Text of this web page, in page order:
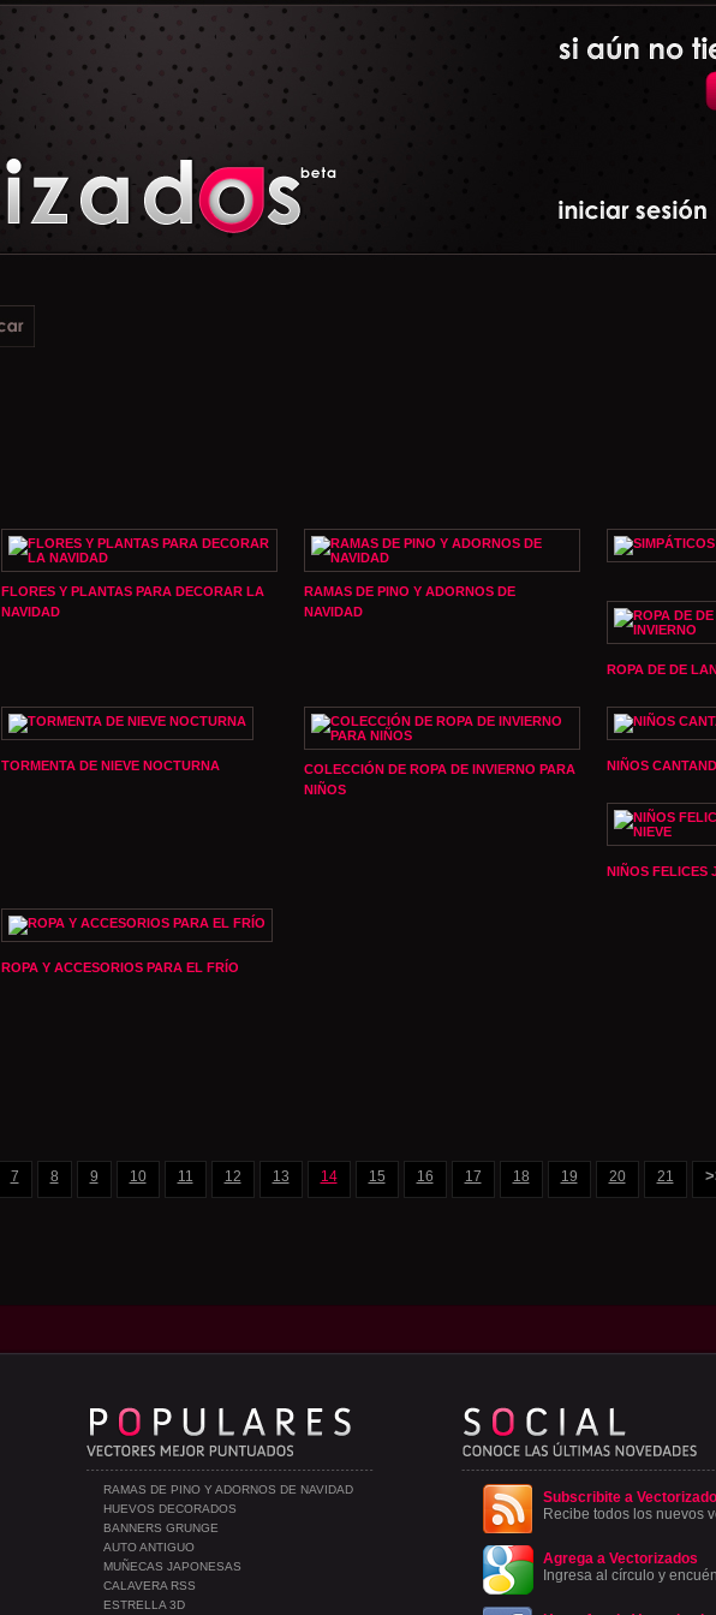
FLORES Y PLANTAS PARA DECORAR LA
NAVIDAD
RAMAS DE PINO Y ADORNOS DE
NAVIDAD
ROPA DE DE
TORMENTA DE NIEVE NOCTURNA
COLECCIÓN DE ROPA DE INVIERNO PARA
NIÑOS
NIÑOS
NIÑOS FELICES
ROPA Y ACCESORIOS PARA EL FRÍO
7 8 9 10 11 12 13 14 15 16 17 18 19 20 21
Subscribite a
Recibe todos los nuevos
Agrega a Vectorizados
Ingresa al círculo y
RAMAS DE PINO Y ADORNOS DE NAVIDAD
HUEVOS DECORADOS
BANNERS GRUNGE
AUTO ANTIGUO
MUÑECAS JAPONESAS
CALAVERA RSS
ESTRELLA 3D